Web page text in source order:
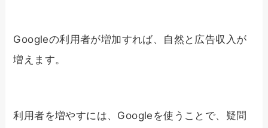
Googleの利用者が増加すれば、自然と広告収入が
増えます。
利用者を増やすには、Googleを使うことで、疑問